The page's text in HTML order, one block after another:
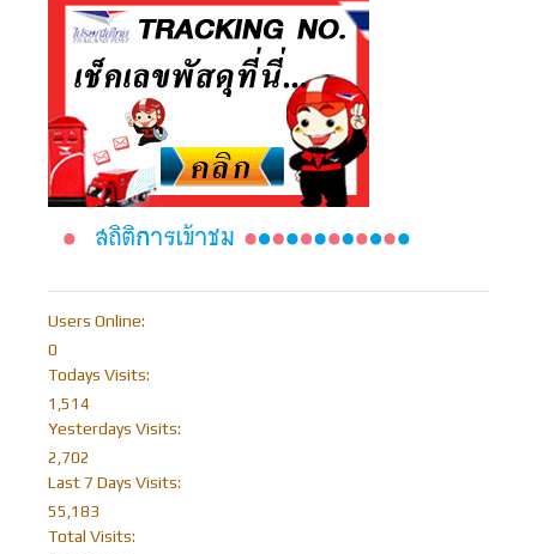
Users Online:
0
Todays Visits:
1,514
Yesterdays Visits:
2,702
Last 7 Days Visits:
55,183
Total Visits: